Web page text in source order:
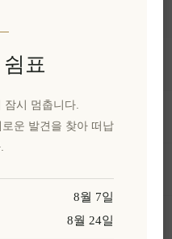
표
시 멈춥니다.
운 발견을 찾아 떠납
8월 7일
8월 24일